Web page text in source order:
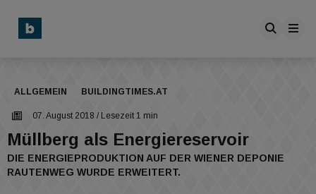
ALLGEMEIN BUILDINGTIMES.AT
07. August 2018 / Lesezeit 1 min
Müllberg als Energiereservoir
DIE ENERGIEPRODUKTION AUF DER WIENER DEPONIE
RAUTENWEG WURDE ERWEITERT.